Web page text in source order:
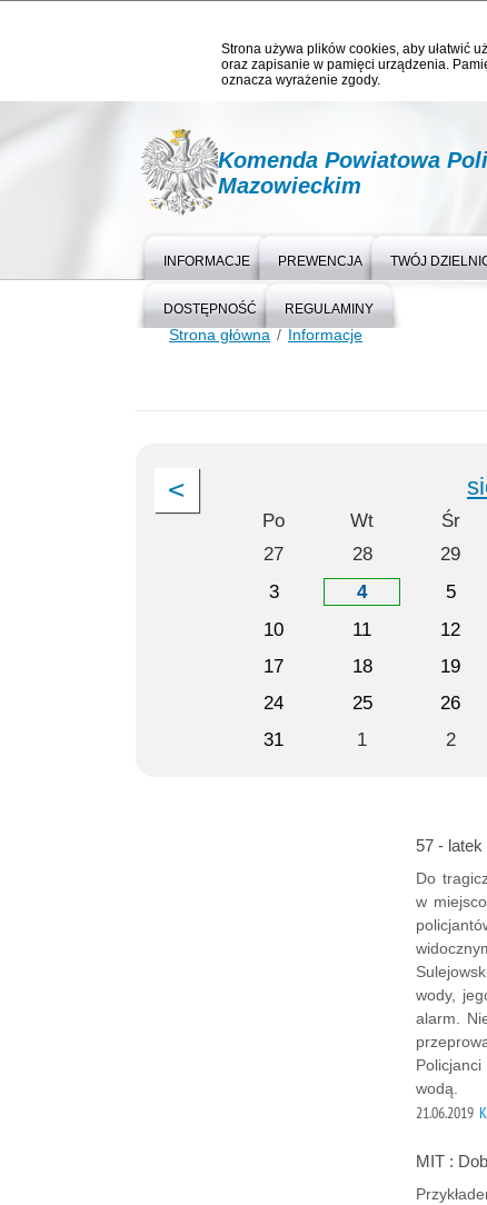
Strona używa plików cookies, aby ułatwić
oraz zapisanie w pamięci urządzenia.
oznacza wyrażenie zgody.
Komenda Powiatowa
Mazowieckim
INFORMACJE PREWENCJA TWÓJ
DOSTĘPNOŚĆ REGULAMINY
Strona główna Informacje
Po Wt Śr
27
28 29
3
4 5
10
11 12
17
18 19
24
25 26
31
1 2
57 - latek
Do
w
wody,
alarm.
wodą.
21.06.2019
MIT :